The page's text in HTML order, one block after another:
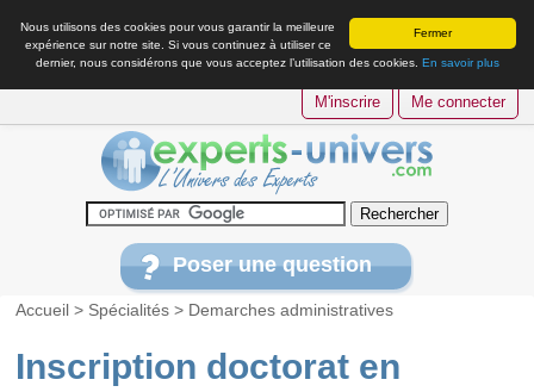
Fermer
Nous utilisons des cookies pour vous garantir la meilleure
expérience sur notre site. Si vous continuez à utiliser ce
dernier, nous considérons que vous acceptez l’utilisation des cookies. En savoir plus
M'inscrire Me connecter
Poser une question
Accueil > Spécialités > Demarches administratives
Inscription doctorat en